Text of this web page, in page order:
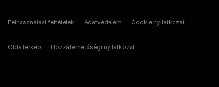
Felhasználási feltételek Adatvédelem Cookie nyilatkozat
Oldaltérkép Hozzáférhetőségi nyilatkozat